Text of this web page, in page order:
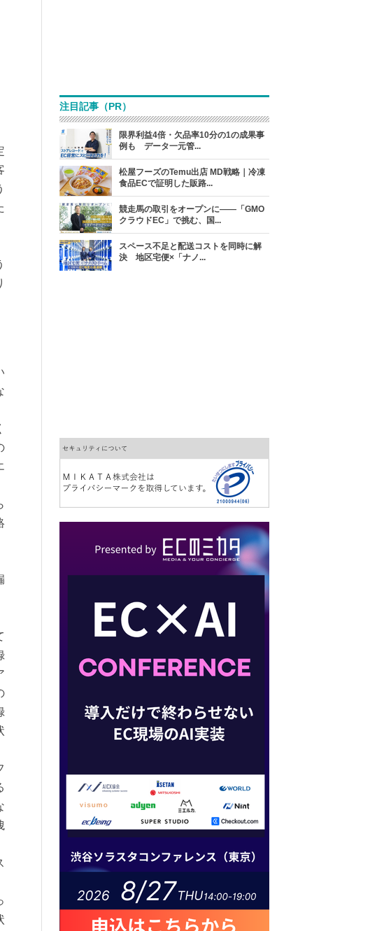
注目記事（PR）
限界利益4倍・欠品率10分の1の成果事
例も データ一元管...
松屋フーズのTemu出店 MD戦略｜冷凍
食品ECで証明した販路...
競走馬の取引をオープンに――「GMO
クラウドEC」で挑む、国...
スペース不足と配送コストを同時に解
決 地区宅便×「ナノ...